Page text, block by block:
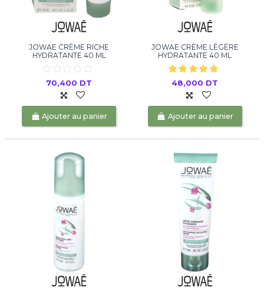
JOWAE CRÈME RICHE
HYDRATANTE 40 ML
70,400 DT
Ajouter au panier
JOWAE CRÈME LÉGÈRE
HYDRATANTE 40 ML
48,000 DT
Ajouter au panier